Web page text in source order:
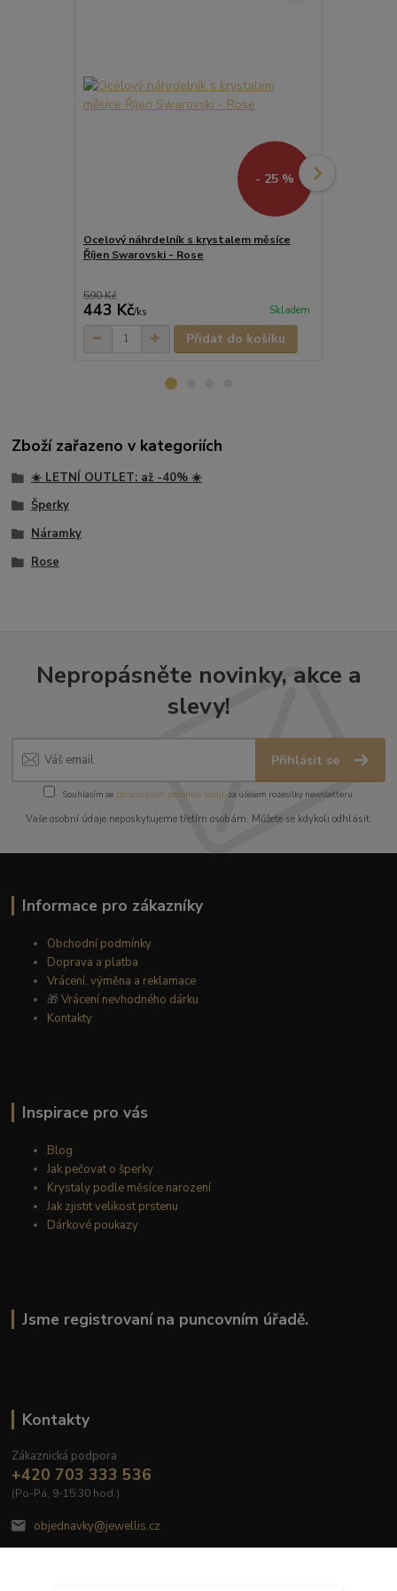
- 25 %
Ocelový náhrdelník s krystalem měsíce
Říjen Swarovski - Rose
590 Kč
443 Kč/ks Skladem
Přidat do košíku
Zboží zařazeno v kategoriích
☀️ LETNÍ OUTLET: až -40% ☀️
Šperky
Náramky
Rose
Nepropásněte novinky, akce a
slevy!
Přihlásit se
Souhlasím se zpracováním osobních údajůza účelem rozesílky newsletteru.
Vaše osobní údaje neposkytujeme třetím osobám. Můžete se kdykoli odhlásit.
Informace pro zákazníky
Obchodní podmínky
Doprava a platba
Vrácení, výměna a reklamace
🎁Vrácení nevhodného dárku
Kontakty
Inspirace pro vás
Blog
Jak pečovat o šperky
Krystaly podle měsíce narození
Jak zjistit velikost prstenu
Dárkové poukazy
Jsme registrovaní na puncovním úřadě.
Kontakty
Zákaznická podpora
+420 703 333 536
(Po-Pá, 9-15:30 hod.)
objednavky@jewellis.cz